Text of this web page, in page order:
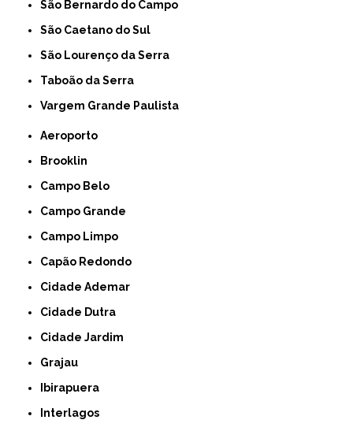
São Bernardo do Campo
São Caetano do Sul
São Lourenço da Serra
Taboão da Serra
Vargem Grande Paulista
Aeroporto
Brooklin
Campo Belo
Campo Grande
Campo Limpo
Capão Redondo
Cidade Ademar
Cidade Dutra
Cidade Jardim
Grajau
Ibirapuera
Interlagos